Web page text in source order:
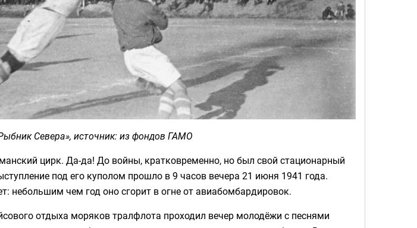
Севера», источник: из фондов ГАМО
цирк. Да-да! До войны, кратковременно, но был свой стационарный
под его куполом прошло в 9 часов вечера 21 июня 1941 года.
небольшим чем год оно сгорит в огне от авиабомбардировок.
отдыха моряков тралфлота проходил вечер молодёжи с песнями